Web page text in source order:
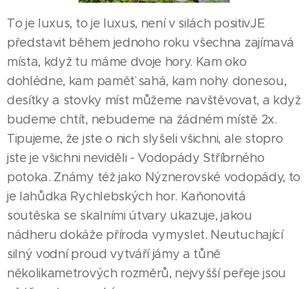
To je luxus, to je luxus, není v silách positivJE
představit během jednoho roku všechna zajímavá
místa, když tu máme dvoje hory. Kam oko
dohlédne, kam paměť sahá, kam nohy donesou,
desítky a stovky míst můžeme navštěvovat, a když
budeme chtít, nebudeme na žádném místě 2x.
Tipujeme, že jste o nich slyšeli všichni, ale stopro
jste je všichni neviděli - Vodopády Stříbrného
potoka. Známy též jako Nýznerovské vodopády, to
je lahůdka Rychlebských hor. Kaňonovitá
soutěska se skalními útvary ukazuje, jakou
nádheru dokáže příroda vymyslet. Neutuchající
silný vodní proud vytváří jámy a tůně
několikametrových rozměrů, nejvyšší peřeje jsou